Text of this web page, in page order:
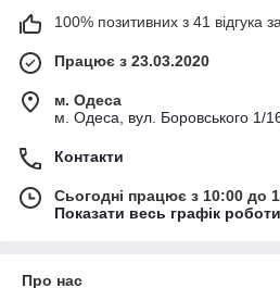
100% позитивних з 41 відгука
Працює з 23.03.2020
м. Одеса
м. Одеса, вул. Боровського 1/
Контакти
Сьогодні працює з 10:00 до
Показати весь графік роботи
Про нас